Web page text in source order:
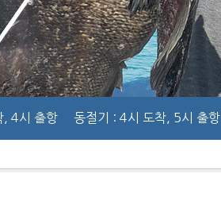
, 4시 출항 동절기 : 4시 도착, 5시 출항